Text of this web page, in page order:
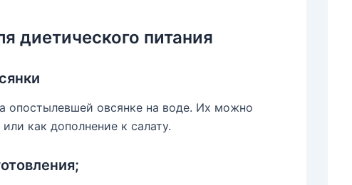
диетического питания
опостылевшей овсянке на воде. Их можно
как дополнение к салату.